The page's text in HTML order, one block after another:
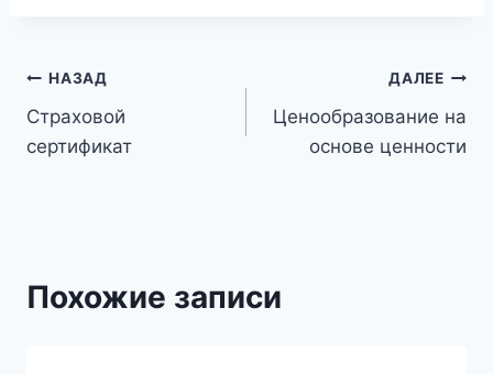
Навигация
по
НАЗАД
Страховой
сертификат
ДАЛЕЕ
Ценообразование на
основе ценности
Похожие записи